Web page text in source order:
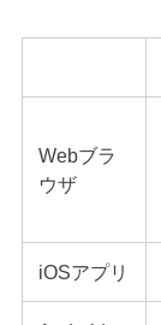
Webブラ
ウザ
iOSアプリ